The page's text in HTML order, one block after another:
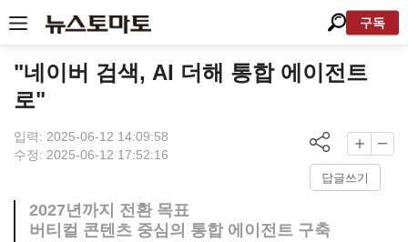
구독
"네이버 검색, AI 더해 통합 에이전트
로"
입력: 2025-06-12 14:09:58
수정: 2025-06-12 17:52:16
답글쓰기
2027년까지 전환 목표
버티컬 콘텐츠 중심의 통합 에이전트 구축